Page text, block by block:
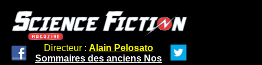
Directeur : Alain Pelosato
Sommaires des anciens Nos